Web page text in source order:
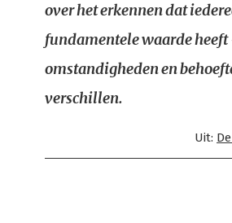
over het erkennen dat
fundamentele waarde heeft
omstandigheden en
verschillen.
Uit: